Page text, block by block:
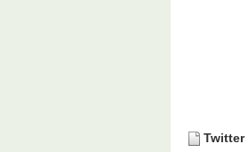
Twitter